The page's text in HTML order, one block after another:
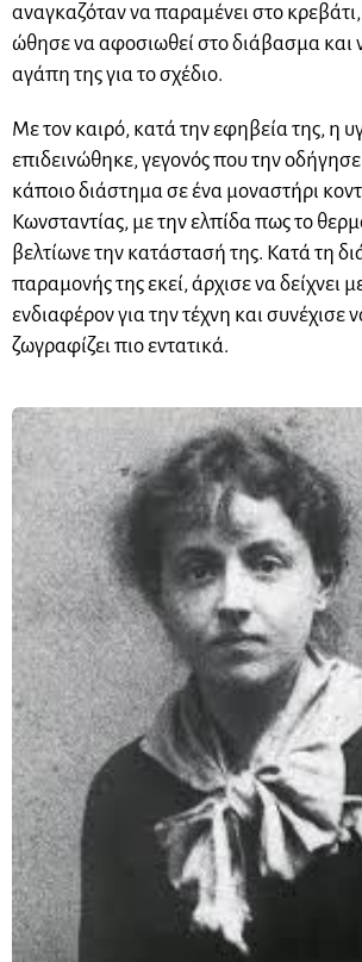
αναγκαζόταν να παραμένει στο
ώθησε να αφοσιωθεί στο διάβασμα και
αγάπη της για το σχέδιο.
Με τον καιρό, κατά την εφηβεία της, η
επιδεινώθηκε, γεγονός που την
κάποιο διάστημα σε ένα μοναστήρι
Κωνσταντίας, με την ελπίδα πως το
βελτίωνε την κατάστασή της. Κατά τη
παραμονής της εκεί, άρχισε να δείχνει
ενδιαφέρον για την τέχνη και συνέχισε
ζωγραφίζει πιο εντατικά.